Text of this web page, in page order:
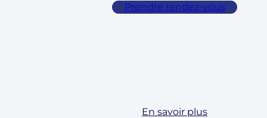
Prendre rendez-vous
En savoir plus